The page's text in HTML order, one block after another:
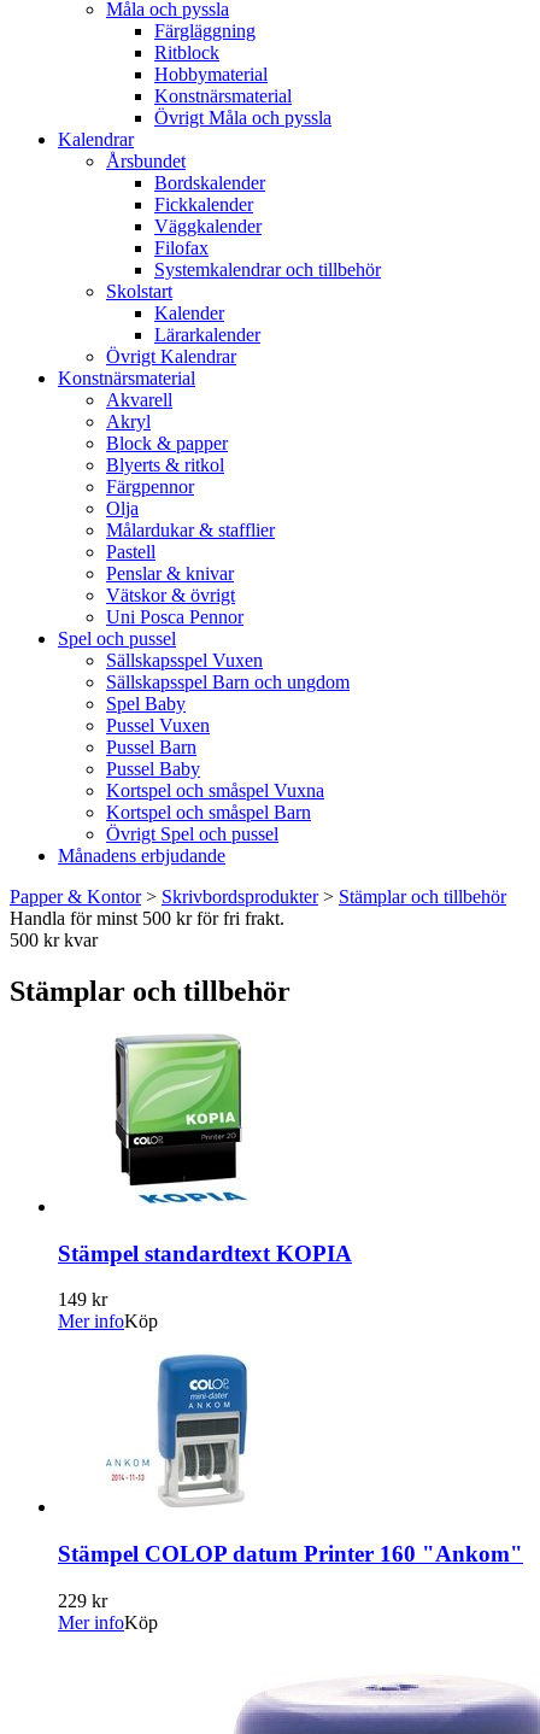
Måla och pyssla
Färgläggning
Ritblock
Hobbymaterial
Konstnärsmaterial
Övrigt Måla och pyssla
Kalendrar
Årsbundet
Bordskalender
Fickkalender
Väggkalender
Filofax
Systemkalendrar och tillbehör
Skolstart
Kalender
Lärarkalender
Övrigt Kalendrar
Konstnärsmaterial
Akvarell
Akryl
Block & papper
Blyerts & ritkol
Färgpennor
Olja
Målardukar & stafflier
Pastell
Penslar & knivar
Vätskor & övrigt
Uni Posca Pennor
Spel och pussel
Sällskapsspel Vuxen
Sällskapsspel Barn och ungdom
Spel Baby
Pussel Vuxen
Pussel Barn
Pussel Baby
Kortspel och småspel Vuxna
Kortspel och småspel Barn
Övrigt Spel och pussel
Månadens erbjudande
Papper & Kontor> Skrivbordsprodukter> Stämplar och tillbehör
Handla för minst 500 kr för fri frakt.
500 kr kvar
Stämplar och tillbehör
Stämpel standardtext KOPIA
149 kr
Mer infoKöp
Stämpel COLOP datum Printer 160 "Ankom"
229 kr
Mer infoKöp